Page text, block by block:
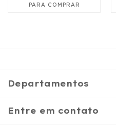
Departamentos
Entre em contato